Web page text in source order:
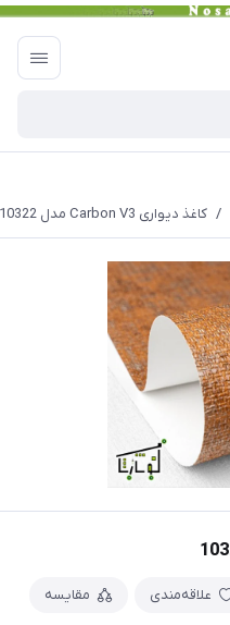
/ کاغذ دیواری Carbon V3 مدل 10322
علاقه‌مندی مقایسه